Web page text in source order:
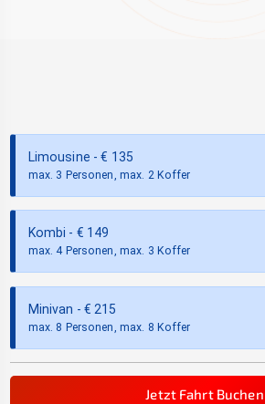
Limousine - € 135
max. 3 Personen, max. 2 Koffer
Kombi - € 149
max. 4 Personen, max. 3 Koffer
Minivan - € 215
max. 8 Personen, max. 8 Koffer
Jetzt Fahrt Buchen